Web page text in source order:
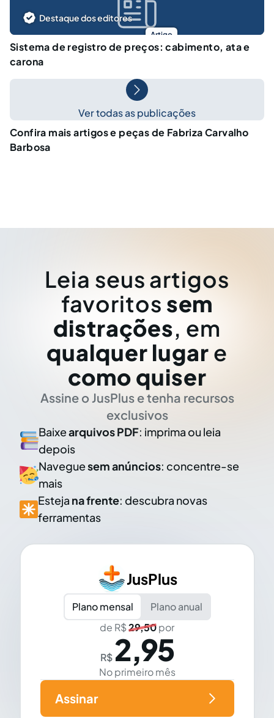
Artigo
Destaque dos editores
Sistema de registro de preços: cabimento, ata e
carona
Ver todas as publicações
Confira mais artigos e peças de Fabriza Carvalho
Barbosa
Leia seus artigos
favoritos sem
distrações, em
qualquer lugar e
como quiser
Assine o JusPlus e tenha recursos
exclusivos
Baixearquivos PDF: imprima ou leia
depois
Naveguesem anúncios: concentre-se
mais
Esteja na frente: descubra novas
ferramentas
JusPlus
Plano mensal
Plano anual
de R$29,50por
R$ 2,95
No primeiro mês
Assinar